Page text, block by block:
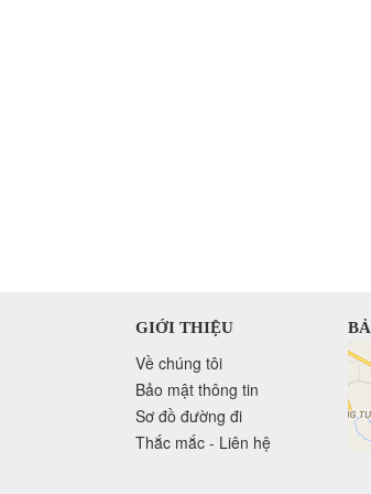
GIỚI THIỆU
Về chúng tôi
Bảo mật thông tin
Sơ đồ đường đi
Thắc mắc - Liên hệ